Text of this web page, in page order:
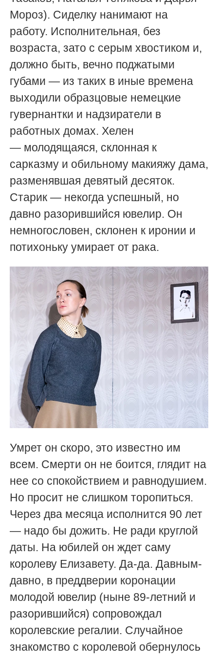
Мороз). Сиделку нанимают на
работу. Исполнительная, без
возраста, зато с серым хвостиком и,
должно быть, вечно поджатыми
губами — из таких в иные времена
выходили образцовые немецкие
гувернантки и надзиратели в
работных домах. Хелен
— молодящаяся, склонная к
сарказму и обильному макияжу дама,
разменявшая девятый десяток.
Старик — некогда успешный, но
давно разорившийся ювелир. Он
немногословен, склонен к иронии и
потихоньку умирает от рака.
Умрет он скоро, это известно им
всем. Смерти он не боится, глядит на
нее со спокойствием и равнодушием.
Но просит не слишком торопиться.
Через два месяца исполнится 90 лет
— надо бы дожить. Не ради круглой
даты. На юбилей он ждет саму
королеву Елизавету. Да-да. Давным-
давно, в преддверии коронации
молодой ювелир (ныне 89-летний и
разорившийся) сопровождал
королевские регалии. Случайное
знакомство с королевой обернулось